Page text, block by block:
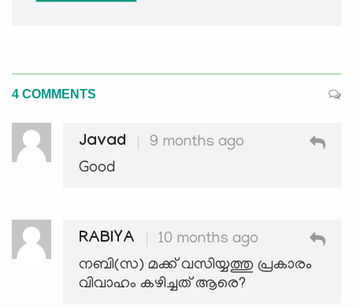
4 COMMENTS
Javad
9 months ago
Good
RABIYA
10 months ago
നബി(സ) മക്ക് വസിയ്യത്തു പ്രകാരം
വിവാഹം കഴിച്ചത് ആരെ?